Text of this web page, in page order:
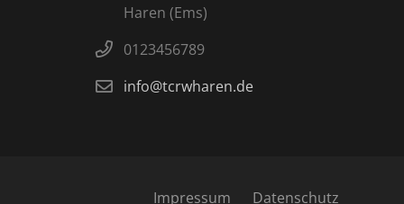
Haren (Ems)
0123456789
info@tcrwharen.de
Impressum Datenschutz